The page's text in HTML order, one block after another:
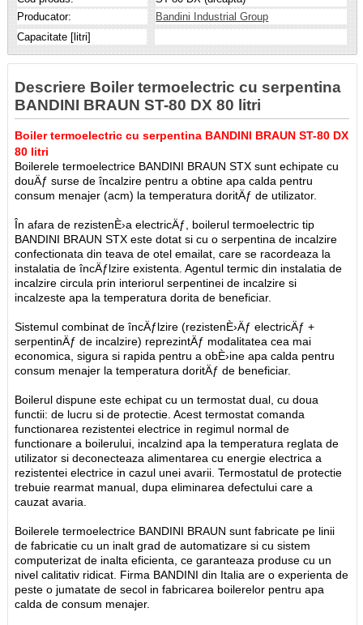
Producator:
Bandini Industrial Group
Capacitate [litri]
Descriere Boiler termoelectric cu serpentina
BANDINI BRAUN ST-80 DX 80 litri
Boiler termoelectric cu serpentina BANDINI BRAUN ST-80 DX
80 litri
Boilerele termoelectrice BANDINI BRAUN STX sunt echipate cu
douÄƒ surse de încalzire pentru a obtine apa calda pentru
consum menajer (acm) la temperatura doritÄƒ de utilizator.
În afara de rezistenÈ›a electricÄƒ, boilerul termoelectric tip
BANDINI BRAUN STX este dotat si cu o serpentina de incalzire
confectionata din teava de otel emailat, care se racordeaza la
instalatia de încÄƒlzire existenta. Agentul termic din instalatia de
incalzire circula prin interiorul serpentinei de incalzire si
incalzeste apa la temperatura dorita de beneficiar.
Sistemul combinat de încÄƒlzire (rezistenÈ›Äƒ electricÄƒ +
serpentinÄƒ de incalzire) reprezintÄƒ modalitatea cea mai
economica, sigura si rapida pentru a obÈ›ine apa calda pentru
consum menajer la temperatura doritÄƒ de beneficiar.
Boilerul dispune este echipat cu un termostat dual, cu doua
functii: de lucru si de protectie. Acest termostat comanda
functionarea rezistentei electrice in regimul normal de
functionare a boilerului, incalzind apa la temperatura reglata de
utilizator si deconecteaza alimentarea cu energie electrica a
rezistentei electrice in cazul unei avarii. Termostatul de protectie
trebuie rearmat manual, dupa eliminarea defectului care a
cauzat avaria.
Boilerele termoelectrice BANDINI BRAUN sunt fabricate pe linii
de fabricatie cu un inalt grad de automatizare si cu sistem
computerizat de inalta eficienta, ce garanteaza produse cu un
nivel calitativ ridicat. Firma BANDINI din Italia are o experienta de
peste o jumatate de secol in fabricarea boilerelor pentru apa
calda de consum menajer.